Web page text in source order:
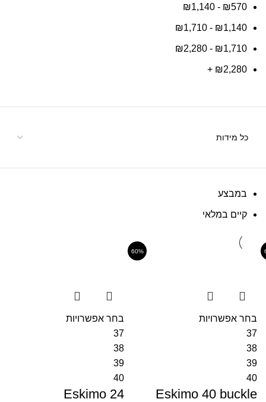
₪570
-
₪1,140
₪1,140
-
₪1,710
₪1,710
-
₪2,280
₪2,280
+
במבצע
קיים במלאי
בחר אפשרויות
37
38
39
40
Eskimo 40 buckle
60%
בחר אפשרויות
37
38
39
40
Eskimo 24